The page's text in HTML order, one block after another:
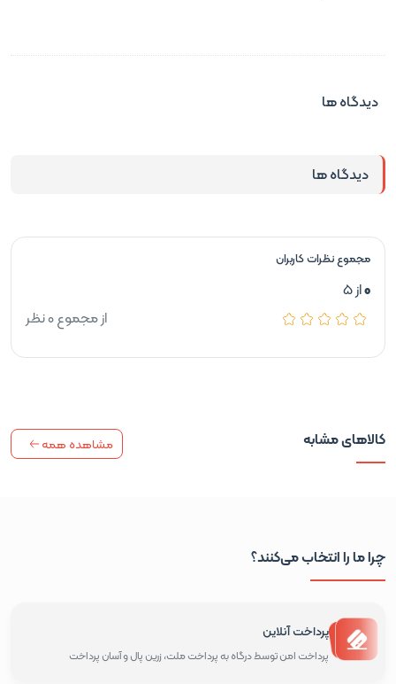
دیدگاه ها
کالاهای مشابه مشاهده همه
دیدگاه ها
مجموع نظرات کاربران
0از 5
از مجموع 0 نظر
چرا ما را انتخاب می‌کنند؟
پرداخت آنلاین
پرداخت امن توسط درگاه به پرداخت ملت، زرین پال و آسان پرداخت